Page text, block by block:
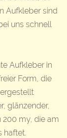
Aufkleber sind
uns schnell
Aufkleber in
Form, die
glänzender,
200 my, die am
haftet.